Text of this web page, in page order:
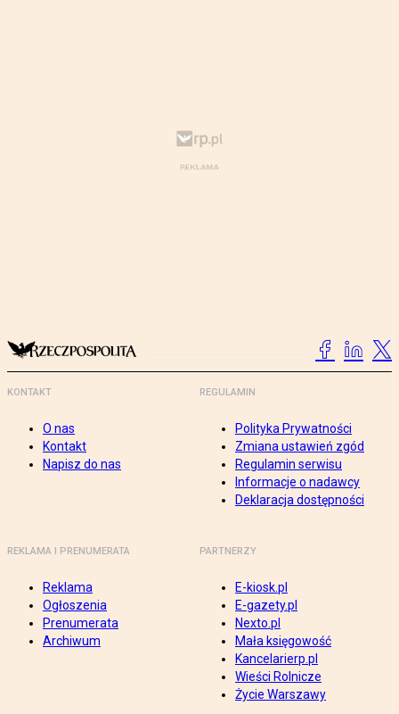
KONTAKT
O nas
Kontakt
Napisz do nas
REGULAMIN
Polityka Prywatności
Zmiana ustawień zgód
Regulamin serwisu
Informacje o nadawcy
Deklaracja dostępności
REKLAMA I PRENUMERATA
Reklama
Ogłoszenia
Prenumerata
Archiwum
PARTNERZY
E-kiosk.pl
E-gazety.pl
Nexto.pl
Mała księgowość
Kancelarierp.pl
Wieści Rolnicze
Życie Warszawy